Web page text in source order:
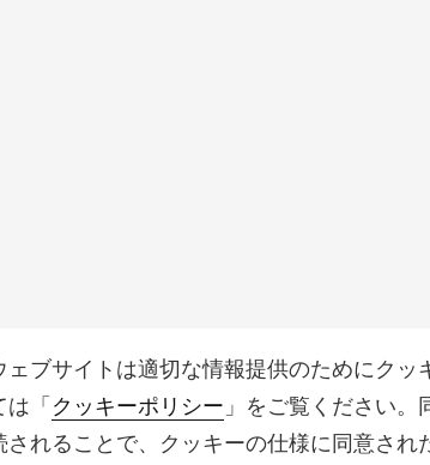
ェブサイトは適切な情報提供のためにク
は「 クッキーポリシー 」をご覧ください
されることで、クッキーの仕様に同意され